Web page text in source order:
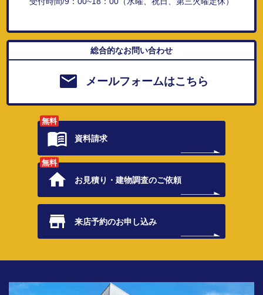
総合的なお問い合わせ
メールフォームはこちら
無料
資料請求
無料
お見積り・建物調査のご依頼
来店予約のお申し込み